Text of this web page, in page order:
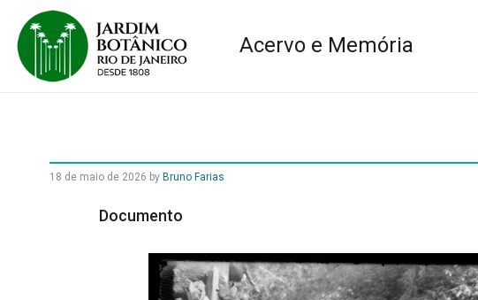
Acervo e Memória
18 de maio de 2026 by Bruno Farias
Documento